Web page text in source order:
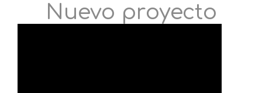
Nuevo proyecto